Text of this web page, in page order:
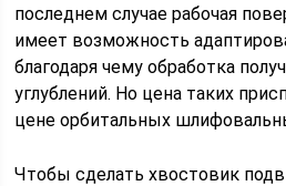
последнем случае рабочая
имеет возможность
благодаря чему обработка
углублений. Но цена таких
цене орбитальных
Чтобы сделать хвостовик